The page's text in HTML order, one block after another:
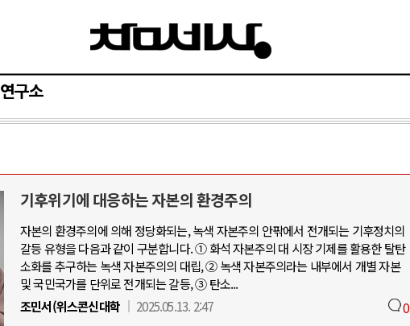
연구소
기후위기에 대응하는 자본의 환경주의
자본의 환경주의에 의해 정당화되는, 녹색 자본주의 안팎에서 전개되는 기후정치의
갈등 유형을 다음과 같이 구분합니다. ① 화석 자본주의 대 시장 기제를 활용한 탈탄
소화를 추구하는 녹색 자본주의의 대립, ② 녹색 자본주의라는 내부에서 개별 자본
및 국민국가를 단위로 전개되는 갈등, ③ 탄소...
조민서(위스콘신대학
2025.05.13. 2:47 0